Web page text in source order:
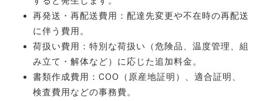
再発送・再配送費用：配達先変更や不在時の再配送
に伴う費用。
荷扱い費用：特別な荷扱い（危険品、温度管理、組
み立て・解体など）に応じた追加料金。
書類作成費用：COO（原産地証明）、適合証明、
検査費用などの事務費。